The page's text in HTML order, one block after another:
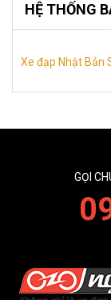
HỆ THỐNG
Xe đạp Nhật Bản
GỌI